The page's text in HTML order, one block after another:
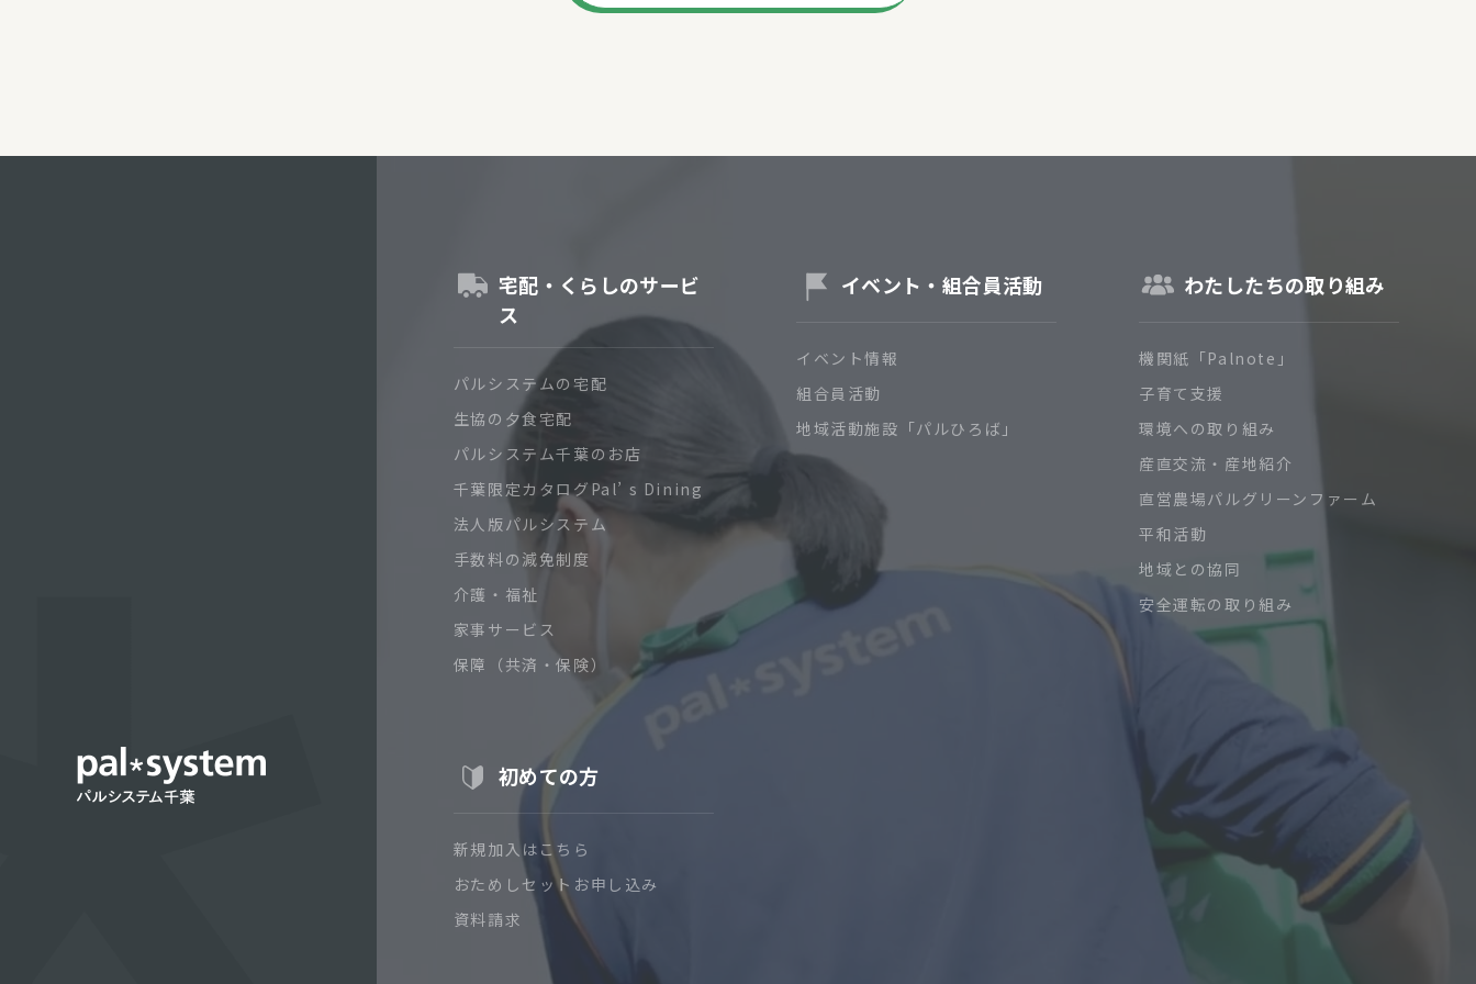
宅配・くらしのサービ
ス
パルシステムの宅配
生協の夕食宅配
パルシステム千葉のお店
千葉限定カタログPal’ s Dining
法人版パルシステム
手数料の減免制度
介護・福祉
家事サービス
保障（共済・保険）
イベント・組合員活動
イベント情報
組合員活動
地域活動施設「パルひろば」
わたしたちの取り組み
機関紙「Palnote」
子育て支援
環境への取り組み
産直交流・産地紹介
直営農場パルグリーンファーム
平和活動
地域との協同
安全運転の取り組み
初めての方
新規加入はこちら
おためしセットお申し込み
資料請求